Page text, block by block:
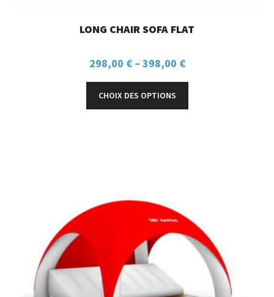
LONG CHAIR SOFA FLAT
298,00 €– 398,00 €
CHOIX DES OPTIONS